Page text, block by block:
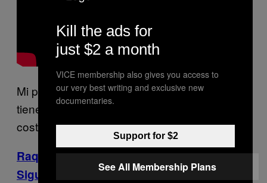
Mi parte favorita son las bailarinas. Seguro
tienen “the show must go on” tatuado en las
costillas.
Raquel nunca se ha caído en su vida.
Siguela en Twitter: @salvenseustedes
Kill the ads for
just $2 a month
VICE membership also gives you access to
our very best writing and exclusive new
documentaries.
Support for $2
See All Membership Plans